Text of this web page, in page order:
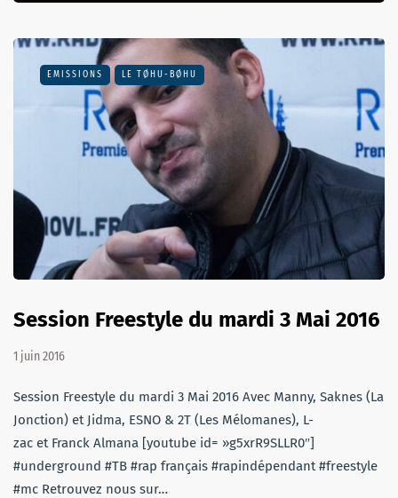
EMISSIONS LE TØHU-BØHU
Session Freestyle du mardi 3 Mai 2016
1 juin 2016
Session Freestyle du mardi 3 Mai 2016 Avec‪ Manny, Saknes (La
Jonction) et Jidma, ESNO & 2T (Les Mélomanes), L-
zac et Franck Almana [youtube id= »g5xrR9SLLR0″]
#underground #TB #rap français #rapindépendant #freestyle
#mc Retrouvez nous sur…